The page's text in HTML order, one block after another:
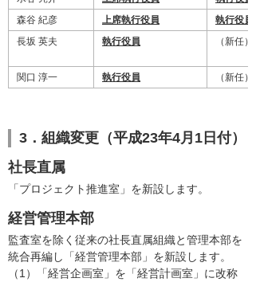
森谷 紀彦
上席執行役員
執行役員
長坂 英夫
執行役員 （新任）
関口 淳一 執行役員 （新任）
3．組織変更（平成23年4月1日付）
社長直属
「プロジェクト推進室」を新設します。
経営管理本部
監査室を除く従来の社長直属組織と管理本部を
統合再編し「経営管理本部」を新設します。
（1）「経営企画室」を「経営計画室」に改称